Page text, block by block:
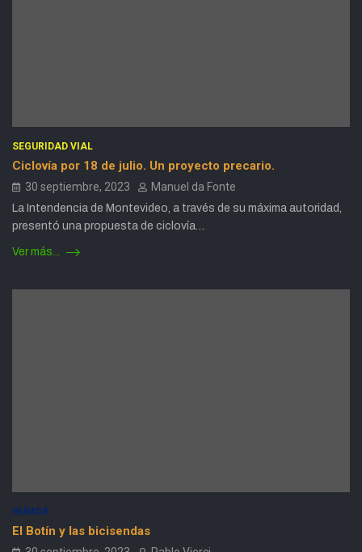
SEGURIDAD VIAL
Ciclovía por 18 de julio. Un proyecto precario.
30 septiembre, 2023 Manuel da Fonte
La Intendencia de Montevideo, a través de su máxima autoridad,
presentó una propuesta de ciclovía…
Ver más...
HUMOR
El Botín y las bicisendas